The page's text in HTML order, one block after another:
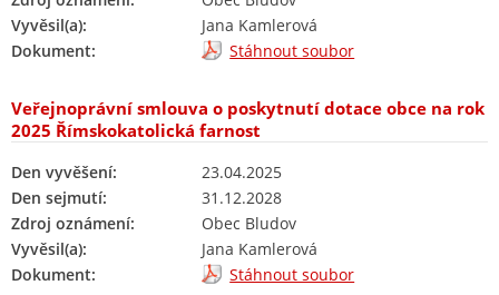
Vyvěsil(a):
Jana Kamlerová
Dokument:
Stáhnout soubor
Veřejnoprávní smlouva o poskytnutí dotace obce na rok
2025 Římskokatolická farnost
Den vyvěšení:
23.04.2025
Den sejmutí:
31.12.2028
Zdroj oznámení:
Obec Bludov
Vyvěsil(a):
Jana Kamlerová
Dokument:
Stáhnout soubor